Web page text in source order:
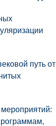
путь от